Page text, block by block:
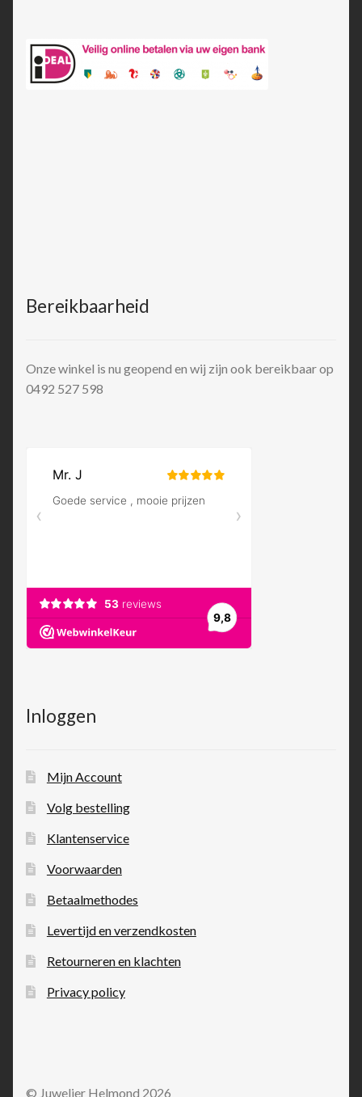
Bereikbaarheid
Onze winkel is nu geopend en wij zijn ook bereikbaar op
0492 527 598
Inloggen
Mijn Account
Volg bestelling
Klantenservice
Voorwaarden
Betaalmethodes
Levertijd en verzendkosten
Retourneren en klachten
Privacy policy
© Juwelier Helmond 2026